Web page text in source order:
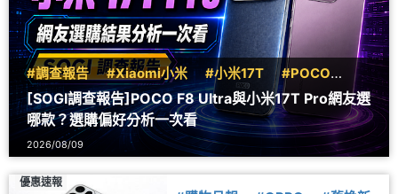
#調查報告 #Xiaomi小米 #小米17T
#POCO
#F8
[SOGI調查報告]POCO F8 Ultra與小米17T Pro網友選
哪款？選購偏好分析一次看
2026/08/09
優惠速報